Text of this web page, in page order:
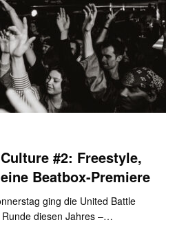
#2: Freestyle,
Beatbox-Premiere
ging die United Battle
diesen Jahres –…